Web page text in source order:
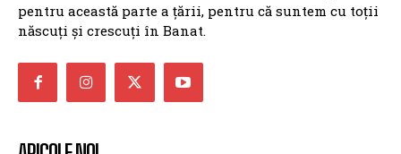
pentru această parte a țării, pentru că suntem cu toții
născuți și crescuți în Banat.